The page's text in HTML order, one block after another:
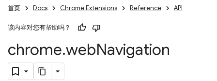
首页 Docs Chrome Extensions Reference API
该内容对您有帮助吗？
chrome.webNavigation